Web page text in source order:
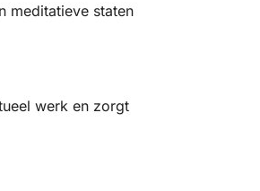
meditatieve staten
werk en zorgt